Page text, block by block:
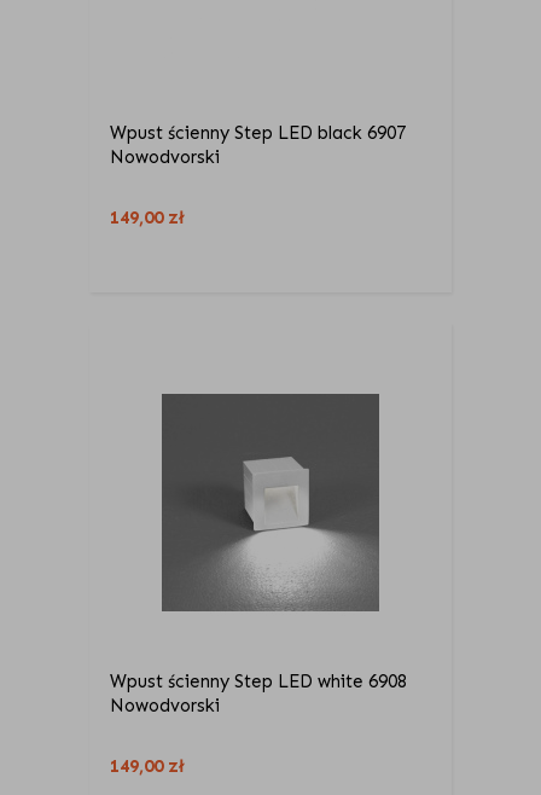
Wpust ścienny Step LED black 6907
Nowodvorski
149,00 zł
Wpust ścienny Step LED white 6908
Nowodvorski
149,00 zł